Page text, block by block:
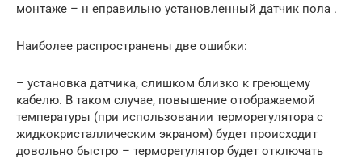
монтаже – н еправильно установленный датчик пола .
Наиболее распространены две ошибки:
– установка датчика, слишком близко к греющему
кабелю. В таком случае, повышение отображаемой
температуры (при использовании терморегулятора с
жидкокристаллическим экраном) будет происходит
довольно быстро – терморегулятор будет отключать